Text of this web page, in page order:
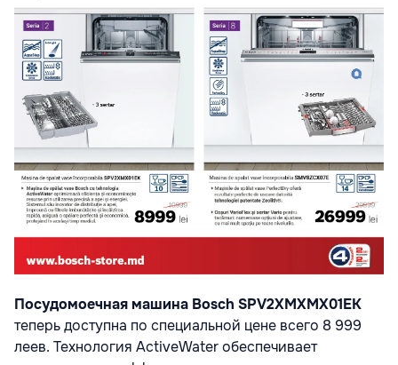
Посудомоечная машина Bosch SPV2XMXMX01EK
теперь доступна по специальной цене всего 8 999
леев. Технология ActiveWater обеспечивает